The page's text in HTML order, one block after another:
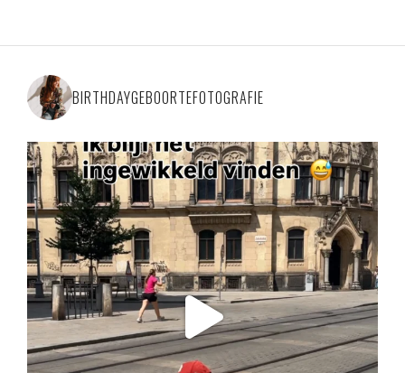
BIRTHDAYGEBOORTEFOTOGRAFIE